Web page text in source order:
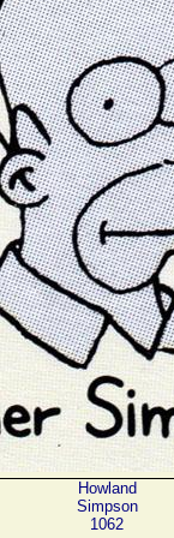
Howland
Simpson
1062